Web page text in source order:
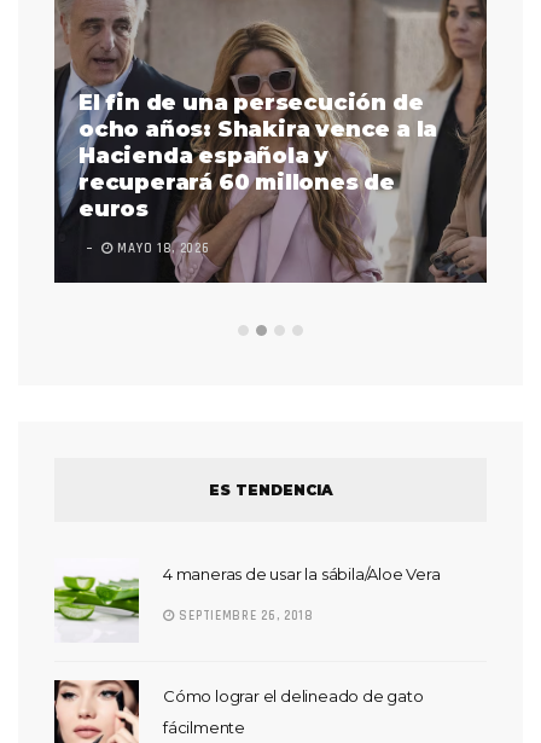
El fin de una persecución de
ocho años: Shakira vence a la
Hacienda española y
recuperará 60 millones de
euros
MAYO 18, 2026
ES TENDENCIA
4 maneras de usar la sábila/Aloe Vera
SEPTIEMBRE 26, 2018
Cómo lograr el delineado de gato
fácilmente